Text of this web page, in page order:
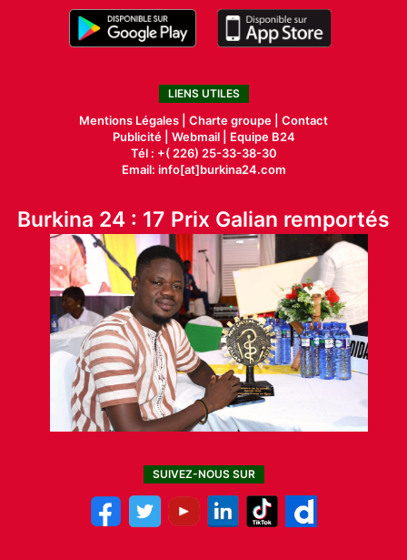
LIENS UTILES
Mentions Légales | Charte groupe | Contact
Publicité| Webmail |
Equipe B24
Tél : +( 226) 25-33-38-30
Email: info[at]burkina24.com
Burkina 24 : 17 Prix Galian remportés
SUIVEZ-NOUS SUR